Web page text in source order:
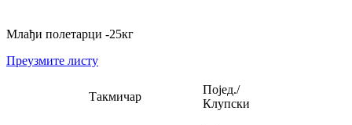
Млађи полетарци -25кг
Преузмите листу
Такмичар
Појед./
Клупски